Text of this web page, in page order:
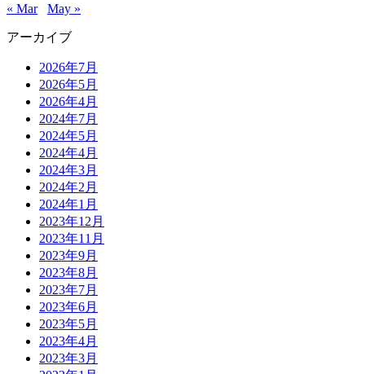
« Mar
May »
アーカイブ
2026年7月
2026年5月
2026年4月
2024年7月
2024年5月
2024年4月
2024年3月
2024年2月
2024年1月
2023年12月
2023年11月
2023年9月
2023年8月
2023年7月
2023年6月
2023年5月
2023年4月
2023年3月